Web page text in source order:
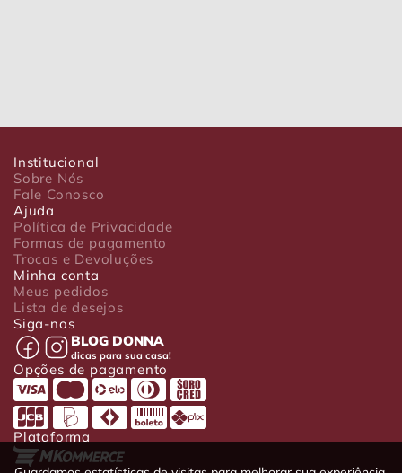
Institucional
Sobre Nós
Fale Conosco
Ajuda
Política de Privacidade
Formas de pagamento
Trocas e Devoluções
Minha conta
Meus pedidos
Lista de desejos
Siga-nos
BLOG DONNA
dicas para sua casa!
Opções de pagamento
Plataforma